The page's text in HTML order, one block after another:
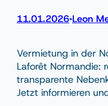
11.01.2026•Leon
Vermietung in der
Laforêt Normandie:
transparente
Jetzt informieren